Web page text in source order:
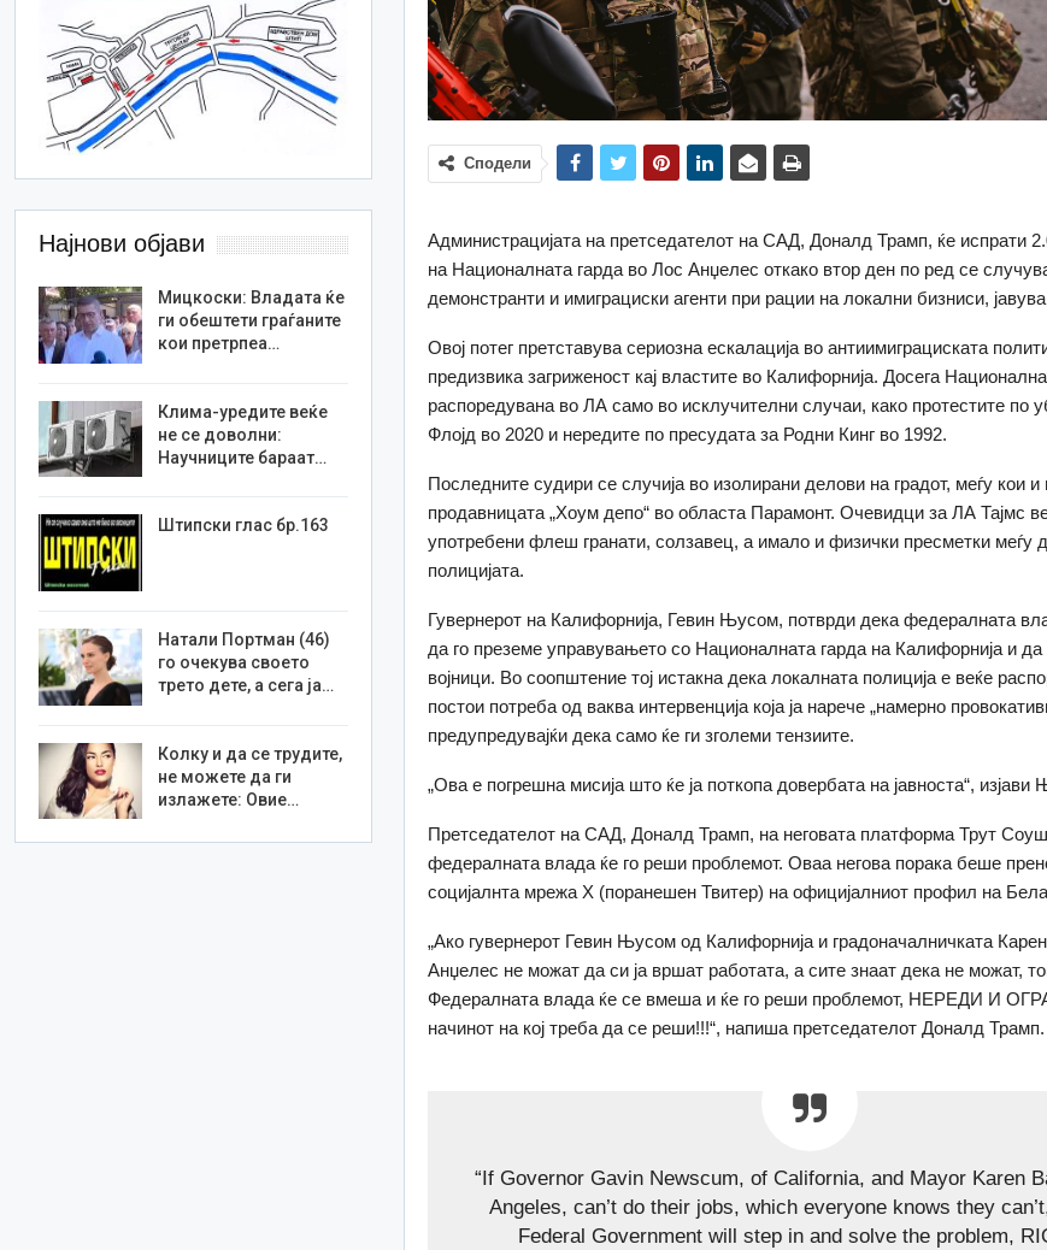
Сподели
Администрацијата на претседателот на САД, Доналд Трамп, ќе испрати
на Националната гарда во Лос Анџелес откако втор ден по ред се
демонстранти и имиграциски агенти при рации на локални бизниси,
Овој потег претставува сериозна ескалација во антиимиграциската
предизвика загриженост кај властите во Калифорнија. Досега
распоредувана во ЛА само во исклучителни случаи, како протестите по
Флојд во 2020 и нередите по пресудата за Родни Кинг во 1992.
Последните судири се случија во изолирани делови на градот, меѓу кои и
продавницата „Хоум депо“ во областа Парамонт. Очевидци за ЛА Тајмс
употребени флеш гранати, солзавец, а имало и физички пресметки меѓу
полицијата.
Гувернерот на Калифорнија, Гевин Њусом, потврди дека федералната
да го преземе управувањето со Националната гарда на Калифорнија и
војници. Во соопштение тој истакна дека локалната полиција е веќе
постои потреба од ваква интервенција која ја нарече „намерно
предупредувајќи дека само ќе ги зголеми тензиите.
„Ова е погрешна мисија што ќе ја поткопа довербата на јавноста“, изјави
Претседателот на САД, Доналд Трамп, на неговата платформа Трут
федералната влада ќе го реши проблемот. Оваа негова порака беше
социјалнта мрежа X (поранешен Твитер) на официјалниот профил на
„Ако гувернерот Гевин Њусом од Калифорнија и градоначалничката
Анџелес не можат да си ја вршат работата, а сите знаат дека не можат,
Федералната влада ќе се вмеша и ќе го реши проблемот, НЕРЕДИ И
начинот на кој треба да се реши!!!“, напиша претседателот Доналд Трамп.
“If Governor Gavin Newscum, of California, and Mayor Karen
Angeles, can’t do their jobs, which everyone knows they
Federal Government will step in and solve the problem,
Најнови објави
Мицкоски: Владата ќе
ги обештети граѓаните
кои претрпеа…
Клима-уредите веќе
не се доволни:
Научниците бараат…
Штипски глас бр.163
Натали Портман (46)
го очекува своето
трето дете, а сега ја…
Колку и да се трудите,
не можете да ги
излажете: Овие…